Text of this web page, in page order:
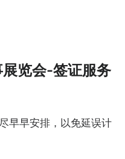
览会-签证服务
早早安排，以免延误计